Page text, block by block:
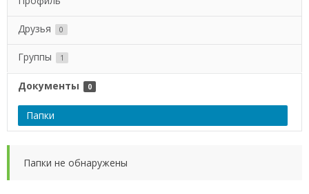
Друзья 0
Группы 1
Документы 0
Папки
Папки не обнаружены